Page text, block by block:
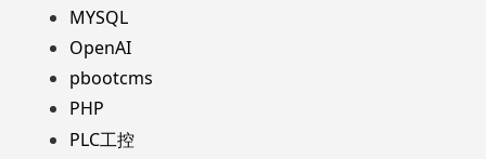
MYSQL
OpenAI
pbootcms
PHP
PLC工控